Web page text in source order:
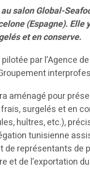
salon Global-
(Espagne).
et en conserve.
par l’Agence
aménagé pour
surgelés et en
huîtres, etc.),
tunisienne
de représentants
et de l’exportation